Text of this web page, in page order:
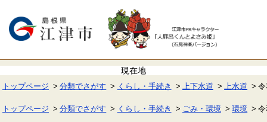
で
ば
本
へ
トップページ 分類でさがす くらし・手続き 上下水道 上水道
トップページ 分類でさがす くらし・手続き ごみ・環境 環境